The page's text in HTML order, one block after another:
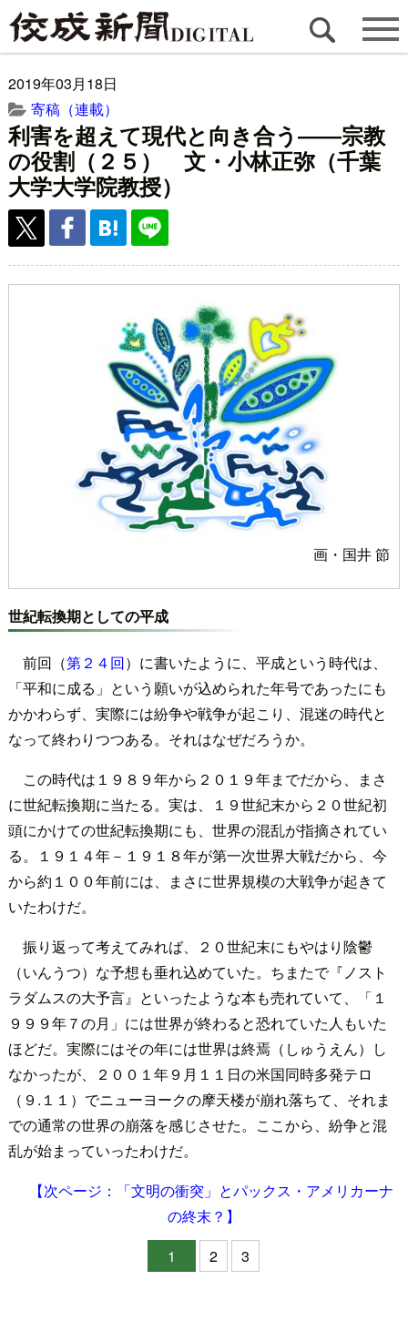
2019年03月18日
寄稿（連載）
利害を超えて現代と向き合う――宗教
の役割（２５） 文・小林正弥（千葉
大学大学院教授）
画・国井 節
世紀転換期としての平成
前回（第２４回）に書いたように、平成という時代は、
「平和に成る」という願いが込められた年号であったにも
かかわらず、実際には紛争や戦争が起こり、混迷の時代と
なって終わりつつある。それはなぜだろうか。
この時代は１９８９年から２０１９年までだから、まさ
に世紀転換期に当たる。実は、１９世紀末から２０世紀初
頭にかけての世紀転換期にも、世界の混乱が指摘されてい
る。１９１４年－１９１８年が第一次世界大戦だから、今
から約１００年前には、まさに世界規模の大戦争が起きて
いたわけだ。
振り返って考えてみれば、２０世紀末にもやはり陰鬱
（いんうつ）な予想も垂れ込めていた。ちまたで『ノスト
ラダムスの大予言』といったような本も売れていて、「１
９９９年７の月」には世界が終わると恐れていた人もいた
ほどだ。実際にはその年には世界は終焉（しゅうえん）し
なかったが、２００１年９月１１日の米国同時多発テロ
（９.１１）でニューヨークの摩天楼が崩れ落ちて、それま
での通常の世界の崩落を感じさせた。ここから、紛争と混
乱が始まっていったわけだ。
【次ページ：「文明の衝突」とパックス・アメリカーナ
の終末？】
1
2 3